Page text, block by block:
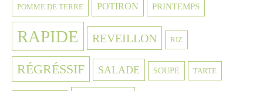
POMME DE TERRE POTIRON PRINTEMPS
RAPIDE REVEILLON RIZ
RÉGRÉSSIF SALADE SOUPE TARTE